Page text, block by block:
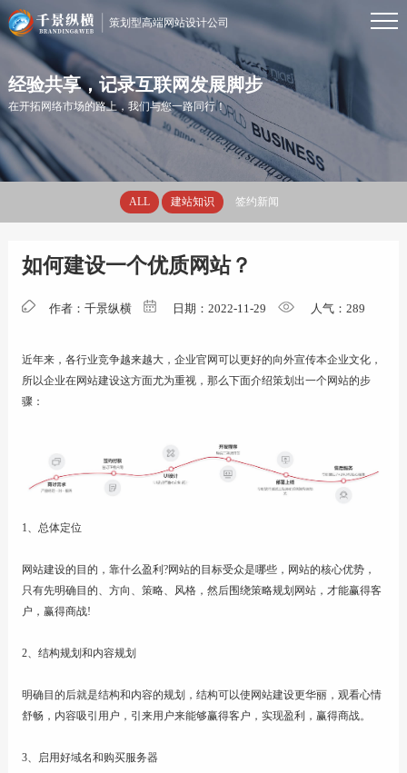
策划型高端网站设计公司
首页
服务
案例
资讯
联系
经验共享，记录互联网发展脚步
在开拓网络市场的路上，我们与您一路同行！
ALL 建站知识 签约新闻
如何建设一个优质网站？
作者：千景纵横 日期：2022-11-29 人气： 289
近年来，各行业竞争越来越大，企业官网可以更好的向外宣传本企业文化，
所以企业在网站建设这方面尤为重视，那么下面介绍策划出一个网站的步
骤：
1、总体定位
网站建设的目的，靠什么盈利?网站的目标受众是哪些，网站的核心优势，
只有先明确目的、方向、策略、风格，然后围绕策略规划网站，才能赢得客
户，赢得商战!
2、结构规划和内容规划
明确目的后就是结构和内容的规划，结构可以使网站建设更华丽，观看心情
舒畅，内容吸引用户，引来用户来能够赢得客户，实现盈利，赢得商战。
3、启用好域名和购买服务器